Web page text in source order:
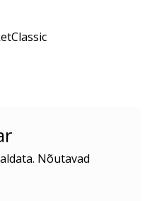
Nõutavad